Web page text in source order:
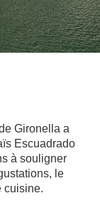
Gironella a
Escuadrado
à souligner
le
cuisine.